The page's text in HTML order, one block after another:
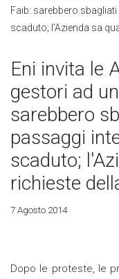
Faib: sarebbero
scaduto; l'Azienda sa
Eni invita le
gestori ad
sarebbero
passaggi
scaduto;
richieste
7 Agosto 2014
Dopo le proteste, le